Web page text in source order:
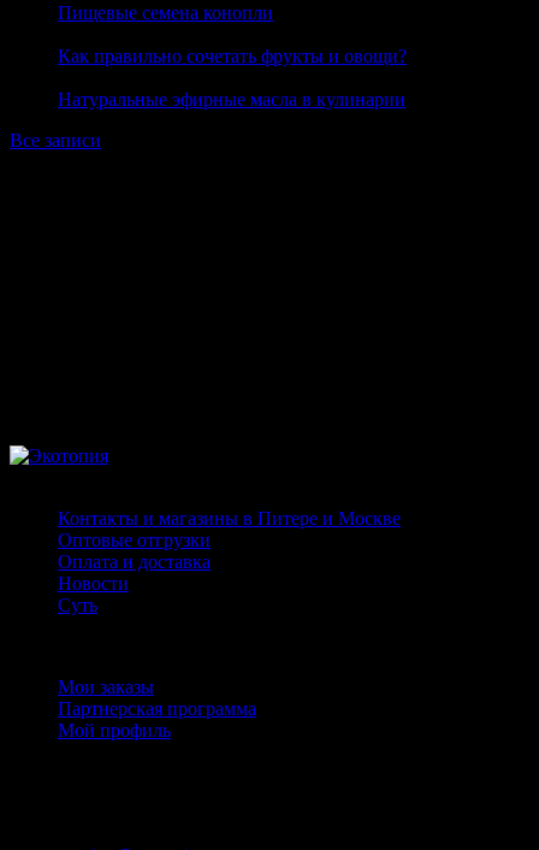
Пищевые семена конопли
Как правильно сочетать фрукты и овощи?
Натуральные эфирные масла в кулинарии
Все записи
Контакты и магазины в Питере и Москве
Оптовые отгрузки
Оплата и доставка
Новости
Суть
Мои заказы
Партнерская программа
Мой профиль